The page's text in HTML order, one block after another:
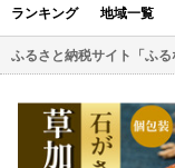
ランキング 地域一覧
ふるさと納税サイト「ふる